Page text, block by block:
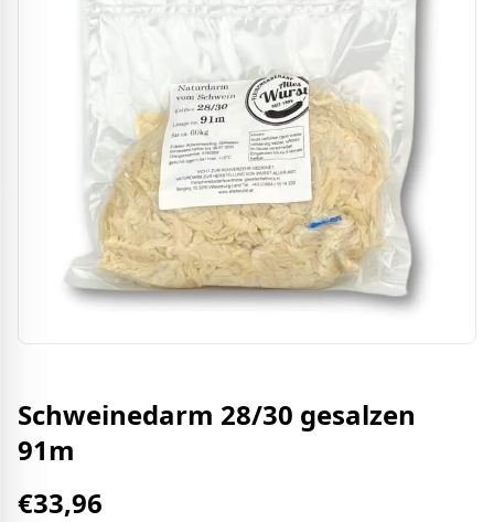
Schweinedarm 28/30 gesalzen
91m
€33,96